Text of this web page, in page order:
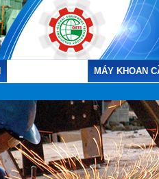
MÁY KHOAN